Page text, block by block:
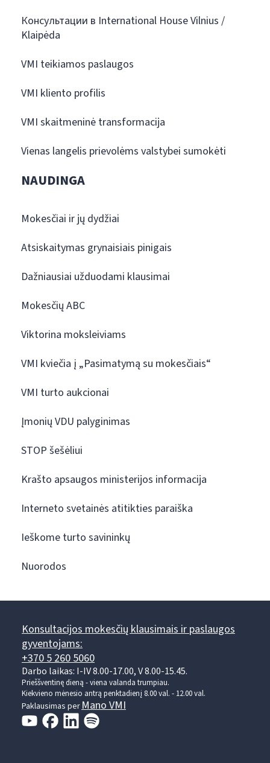
Консультации в International House Vilnius /
Klaipėda
VMI teikiamos paslaugos
VMI kliento profilis
VMI skaitmeninė transformacija
Vienas langelis prievolėms valstybei sumokėti
NAUDINGA
Mokesčiai ir jų dydžiai
Atsiskaitymas grynaisiais pinigais
Dažniausiai užduodami klausimai
Mokesčių ABC
Viktorina moksleiviams
VMI kviečia į „Pasimatymą su mokesčiais“
VMI turto aukcionai
Įmonių VDU palyginimas
STOP šešėliui
Krašto apsaugos ministerijos informacija
Interneto svetainės atitikties paraiška
Ieškome turto savininkų
Nuorodos
Konsultacijos mokesčių klausimais ir paslaugos
gyventojams:
+370 5 260 5060
Darbo laikas: I-IV 8.00-17.00, V 8.00-15.45.
Prieššventinę dieną - viena valanda trumpiau.
Kiekvieno mėnesio antrą penktadienį 8.00 val. - 12.00 val.
Paklausimas perMano VMI